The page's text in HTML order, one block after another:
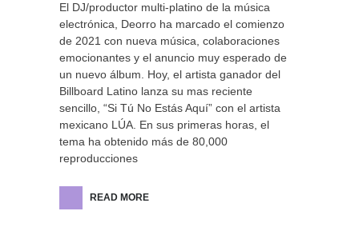
El DJ/productor multi-platino de la música
electrónica, Deorro ha marcado el comienzo
de 2021 con nueva música, colaboraciones
emocionantes y el anuncio muy esperado de
un nuevo álbum. Hoy, el artista ganador del
Billboard Latino lanza su mas reciente
sencillo, “Si Tú No Estás Aquí” con el artista
mexicano LÚA. En sus primeras horas, el
tema ha obtenido más de 80,000
reproducciones
READ MORE